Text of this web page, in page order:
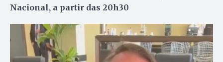
Nacional, a partir das 20h30